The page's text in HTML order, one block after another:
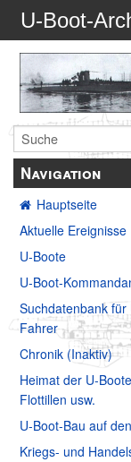
U-Boot-
Navigation
Hauptseite
Aktuelle Ereignisse
U-Boote
U-Boot-
Suchdatenbank für
Fahrer
Chronik (Inaktiv)
Heimat der U-
Flottillen usw.
U-Boot-Bau auf
Kriegs- und